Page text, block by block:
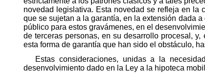
novedad legislativa. Esta novedad se refleja en la
que se sujetan a la garantía, en la extensión dada
público para estos gravámenes, en el
de terceras personas, en su desarrollo procesal,
esta forma de garantía que han sido el obstáculo,
Estas consideraciones, unidas a la
desenvolvimiento dado en la Ley a la hipoteca